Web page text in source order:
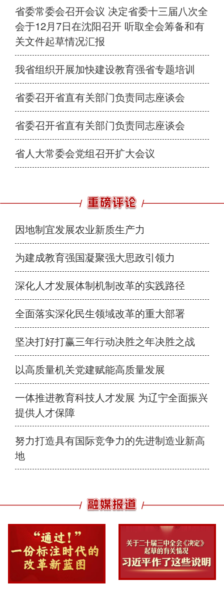
省委常委会召开会议 决定省委十三届八次全
会于12月7日在沈阳召开 听取全会筹备和有
关文件起草情况汇报
我省组织开展加快建设教育强省专题培训
省委召开省直有关部门负责同志座谈会
省委召开省直有关部门负责同志座谈会
省人大常委会党组召开扩大会议
因地制宜发展农业新质生产力
为建成教育强国凝聚强大思政引领力
深化人才发展体制机制改革的实践路径
全面落实深化民生领域改革的重大部署
坚决打好打赢三年行动决胜之年决胜之战
以高质量机关党建赋能高质量发展
一体推进教育科技人才发展 为辽宁全面振兴
提供人才保障
努力打造具有国际竞争力的先进制造业新高
地